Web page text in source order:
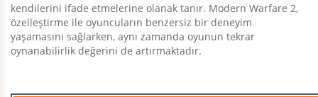
kendilerini ifade etmelerine olanak tanır. Modern Warfare 2,
özelleştirme ile oyuncuların benzersiz bir deneyim
yaşamasını sağlarken, aynı zamanda oyunun tekrar
oynanabilirlik değerini de artırmaktadır.